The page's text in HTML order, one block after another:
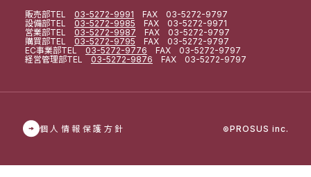
販売部TEL 03-5272-9991 FAX 03-5272-9797
設備部TEL 03-5272-9985 FAX 03-5272-9971
営業部TEL 03-5272-9987 FAX 03-5272-9797
購買部TEL 03-5272-9795 FAX 03-5272-9797
EC事業部TEL 03-5272-9776 FAX 03-5272-9797
経営管理部TEL 03-5272-9876 FAX 03-5272-9797
個人情報保護方針 ©PROSUS inc.